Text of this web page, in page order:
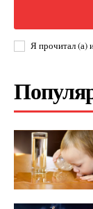
Контакты
Мой аккаунт
Impressum
Privacy Policy
Я прочитал (а)